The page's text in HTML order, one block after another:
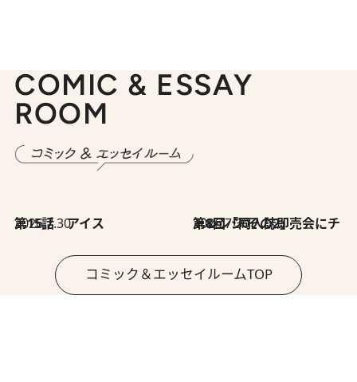
COMIC & ESSAY
ROOM
2026.7.30
第15話 アイス 2026.7.30
第8回「同人誌即売会にチャレンジ その2」
コミック＆エッセイルームTOP